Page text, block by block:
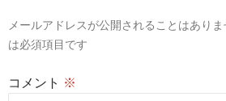
ョ
メールアドレスが公開されることはありま
は必須項目です
コメント ※